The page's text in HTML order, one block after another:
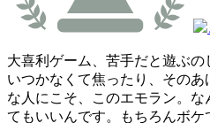
大喜利ゲーム、苦手だと遊ぶ
いつかなくて焦ったり、その
な人にこそ、このエモラン。な
てもいいんです。もちろんボ